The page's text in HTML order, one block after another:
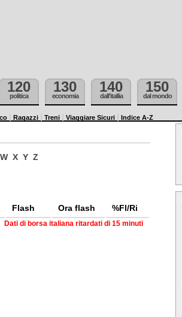
120
politica
130
economia
140
dall'itallia
150
dal mondo
Ragazzi Treni Viaggiare Sicuri Indice A-Z
W X Y Z
Flash Ora flash %Fl/Ri
Dati di borsa italiana ritardati di 15 minuti